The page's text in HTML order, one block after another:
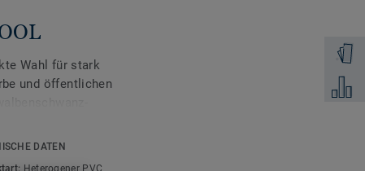
Zum
Wahl für stark
und öffentlichen
und ohne Klebstoff
DATEN
Heterogener PVC